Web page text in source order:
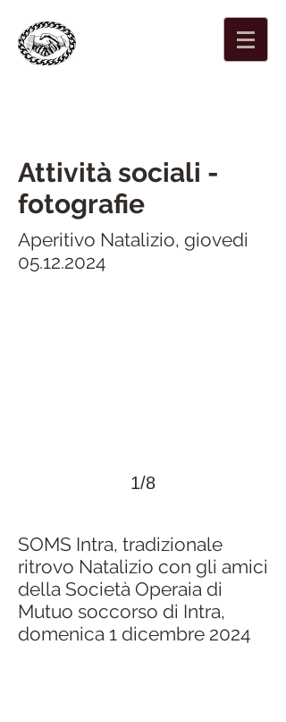
Attività sociali -
fotografie
Aperitivo Natalizio, giovedi
05.12.2024
>
1/8
SOMS Intra, tradizionale
ritrovo Natalizio con gli amici
della Società Operaia di
Mutuo soccorso di Intra,
domenica 1 dicembre 2024
>